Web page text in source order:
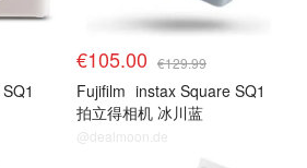
€105.00 €129.99
Fujifilm instax Square SQ1
拍立得相机 冰川蓝
@dealmoon.de